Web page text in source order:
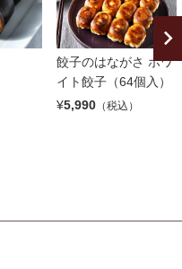
餃子のはながさ ホワ
イト餃子（64個入）
¥5,990 （税込）